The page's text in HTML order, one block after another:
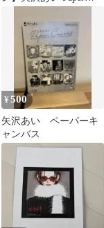
ゃないD
¥500
矢沢あい ペーパーキ
ャンバス